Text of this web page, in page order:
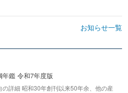
お知らせ一覧
年鑑 令和7年度版
の詳細 昭和30年創刊以来50年余、他の産